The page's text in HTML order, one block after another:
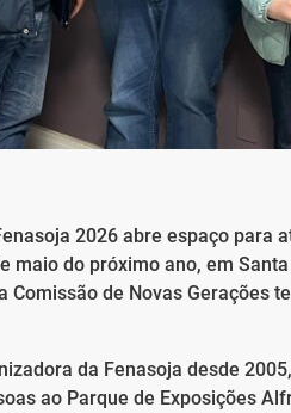
2026 abre espaço para
maio do próximo ano, em Santa
de Novas Gerações
da Fenasoja desde
ao Parque de Exposições